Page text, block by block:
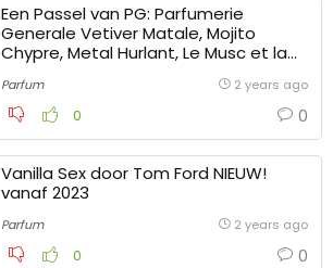
Een Passel van PG: Parfumerie
Generale Vetiver Matale, Mojito
Chypre, Metal Hurlant, Le Musc et la
Parfum 2 years ago
0 0
Vanilla Sex door Tom Ford NIEUW!
vanaf 2023
Parfum 2 years ago
0 0